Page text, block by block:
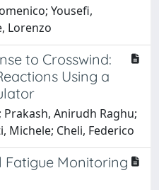
Yousefi,
Lorenzo
to Crosswind:
Using a
Anirudh Raghu;
Michele; Cheli, Federico
Monitoring